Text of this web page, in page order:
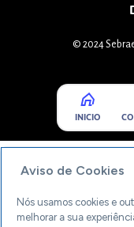
© 2024
INICIO
Aviso de Cookies
Nós usamos cookies e
melhorar a sua